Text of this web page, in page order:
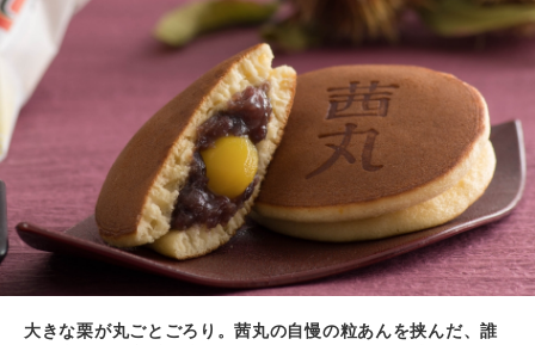
大きな栗が丸ごとごろり。茜丸の自慢の粒あんを挟んだ、誰